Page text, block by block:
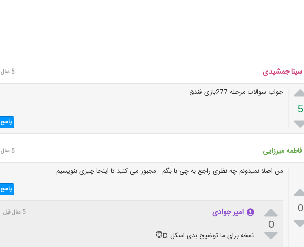
سینا جمشیدی 5 سال قبل
5
جواب سوالات مرحله 277بازی فندق
پاسخ
فاطمه میرزایی 5 سال قبل
0
من اصلا نمیدونم چه نظری راجع به چی با بگم . مجبور می کنید تا اینجا چیزی بنویسیم
پاسخ

0

امیر جوادی 5 سال قبل
نمخه برای ما توضیح بدی اسکل ¤😇